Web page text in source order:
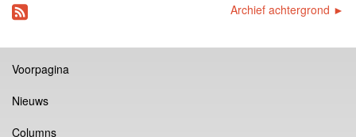
Archief achtergrond ►
Voorpagina
Nieuws
Columns